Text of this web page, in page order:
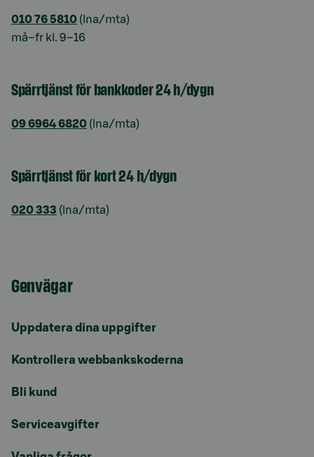
010 76 5810 (lna/mta)
må–fr kl. 9–16
Spärrtjänst för bankkoder 24 h/dygn
09 6964 6820 (lna/mta)
Spärrtjänst för kort 24 h/dygn
020 333 (lna/mta)
Genvägar
Uppdatera dina uppgifter
Kontrollera webbankskoderna
Bli kund
Serviceavgifter